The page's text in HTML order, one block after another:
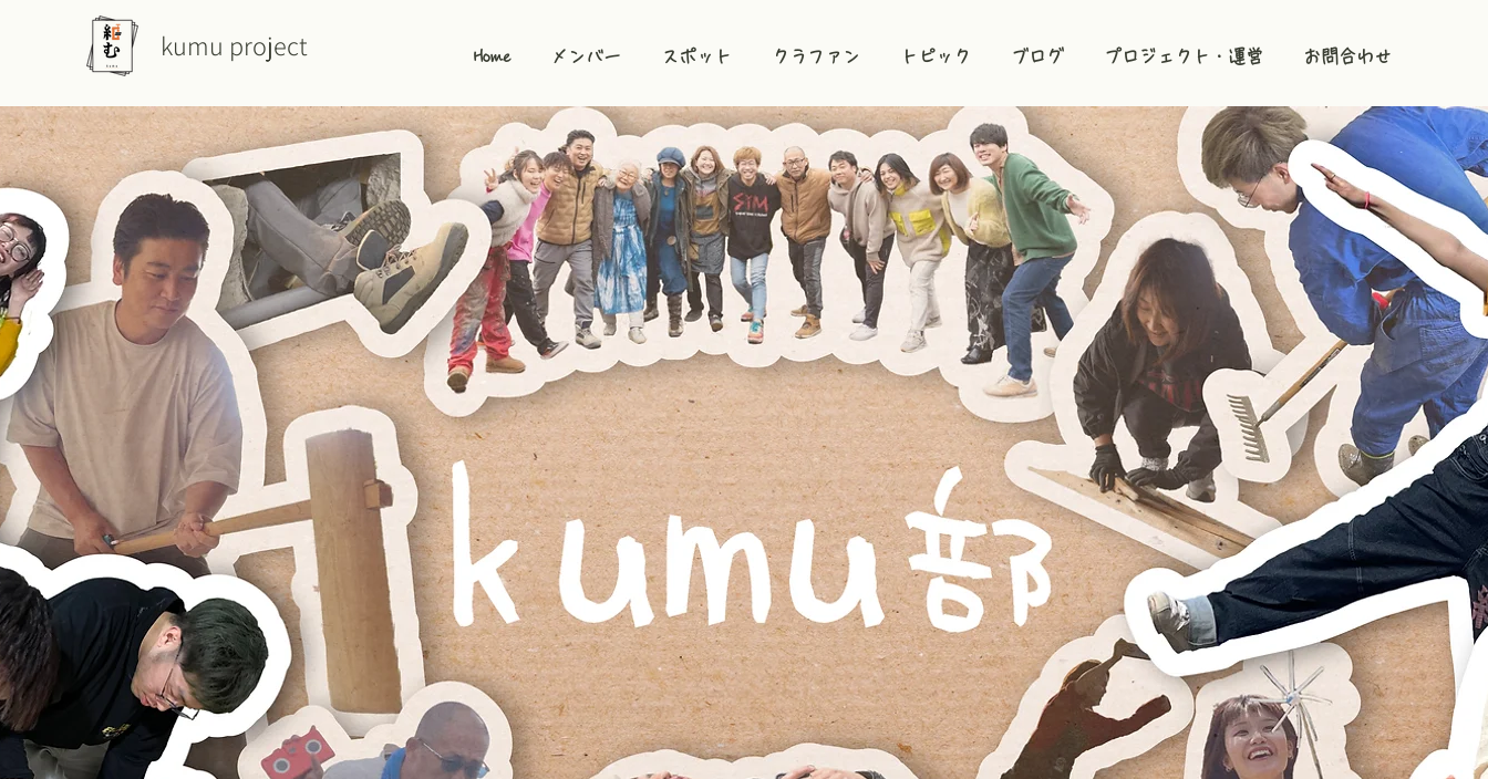
kumu project Home メンバー スポット クラファン トピック ブログ プロジェクト・運営 お問合わせ